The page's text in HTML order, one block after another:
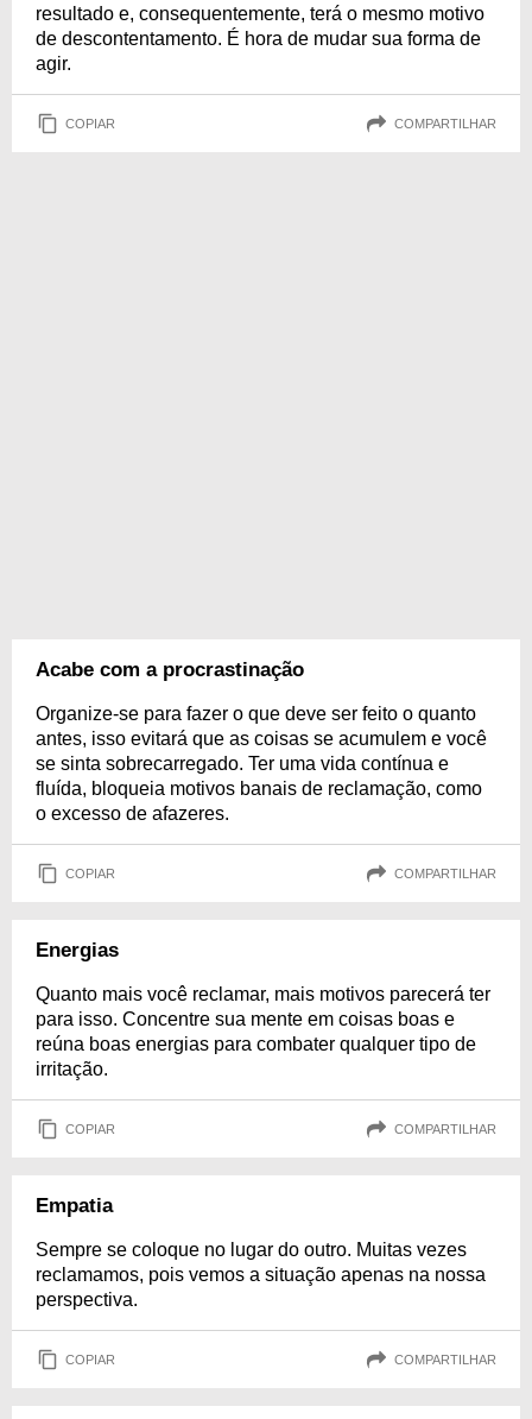
resultado e, consequentemente, terá o mesmo motivo
de descontentamento. É hora de mudar sua forma de
agir.
COPIAR COMPARTILHAR
Acabe com a procrastinação
Organize-se para fazer o que deve ser feito o quanto
antes, isso evitará que as coisas se acumulem e você
se sinta sobrecarregado. Ter uma vida contínua e
fluída, bloqueia motivos banais de reclamação, como
o excesso de afazeres.
COPIAR COMPARTILHAR
Energias
Quanto mais você reclamar, mais motivos parecerá ter
para isso. Concentre sua mente em coisas boas e
reúna boas energias para combater qualquer tipo de
irritação.
COPIAR COMPARTILHAR
Empatia
Sempre se coloque no lugar do outro. Muitas vezes
reclamamos, pois vemos a situação apenas na nossa
perspectiva.
COPIAR COMPARTILHAR